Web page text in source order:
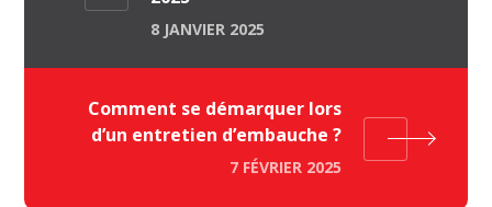
8 JANVIER 2025
Comment se démarquer lors
d’un entretien d’embauche ?
7 FÉVRIER 2025